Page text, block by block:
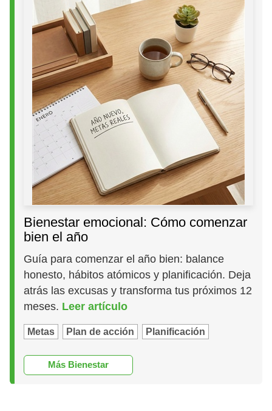
Bienestar emocional: Cómo comenzar
bien el año
Guía para comenzar el año bien: balance
honesto, hábitos atómicos y planificación. Deja
atrás las excusas y transforma tus próximos 12
meses. Leer artículo
Metas Plan de acción Planificación
Más Bienestar